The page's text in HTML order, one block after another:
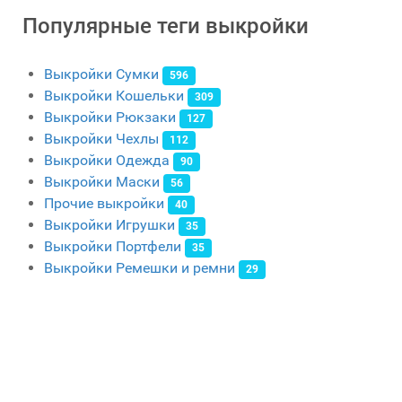
Популярные теги выкройки
Выкройки Сумки 596
Выкройки Кошельки 309
Выкройки Рюкзаки 127
Выкройки Чехлы 112
Выкройки Одежда 90
Выкройки Маски 56
Прочие выкройки 40
Выкройки Игрушки 35
Выкройки Портфели 35
Выкройки Ремешки и ремни 29